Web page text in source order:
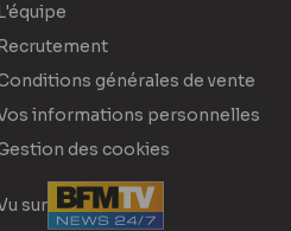
générales de vente
informations personnelles
des cookies
sur